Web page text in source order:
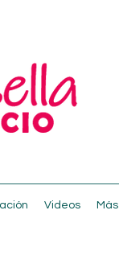
Videos Más